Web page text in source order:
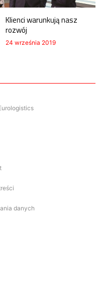
Klienci warunkują nasz
rozwój
24 września 2019
danych